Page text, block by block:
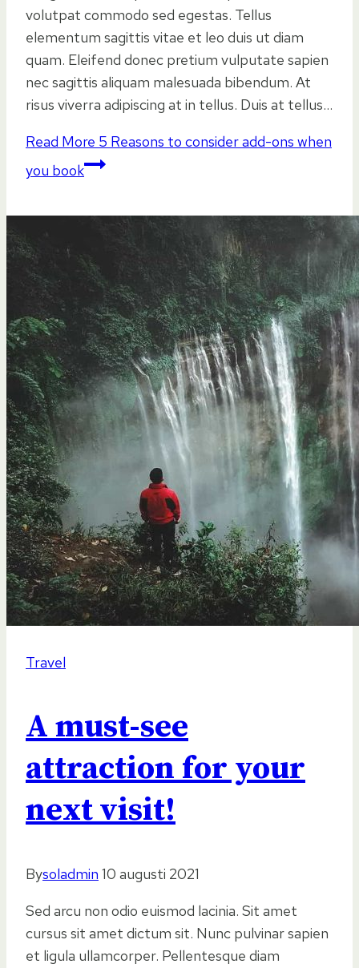
volutpat commodo sed egestas. Tellus
elementum sagittis vitae et leo duis ut diam
quam. Eleifend donec pretium vulputate sapien
nec sagittis aliquam malesuada bibendum. At
risus viverra adipiscing at in tellus. Duis at tellus…
Read More 5 Reasons to consider add-ons when
you book
Travel
A must-see
attraction for your
next visit!
Bysoladmin 10 augusti 2021
Sed arcu non odio euismod lacinia. Sit amet
cursus sit amet dictum sit. Nunc pulvinar sapien
et ligula ullamcorper. Pellentesque diam